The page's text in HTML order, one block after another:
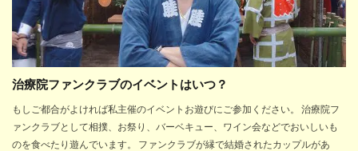
治療院ファンクラブのイベントはいつ？
もしご都合がよければ私主催のイベントお遊びにご参加ください。 治療院フ
ァンクラブとして相撲、お祭り、バーベキュー、ワイン会などでおいしいも
のを食べたり遊んでいます。 ファンクラブが縁で結婚されたカップルがあ